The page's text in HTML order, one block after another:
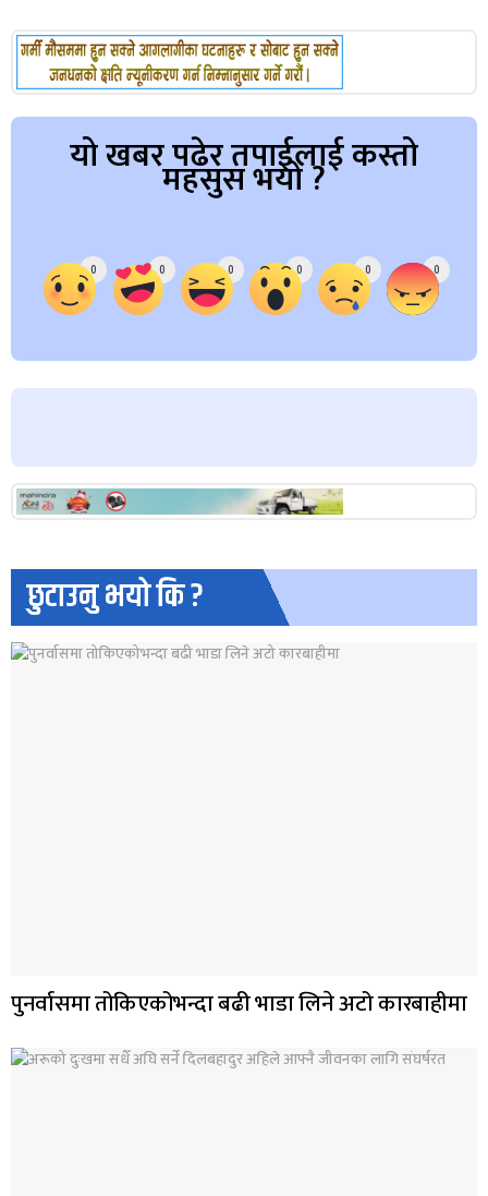
यो खबर पढेर तपाईलाई कस्तो
महसुस भयो ?
0 0 0 0 0 0
छुटाउनु भयो कि ?
पुनर्वासमा तोकिएकोभन्दा बढी भाडा लिने अटो कारबाहीमा